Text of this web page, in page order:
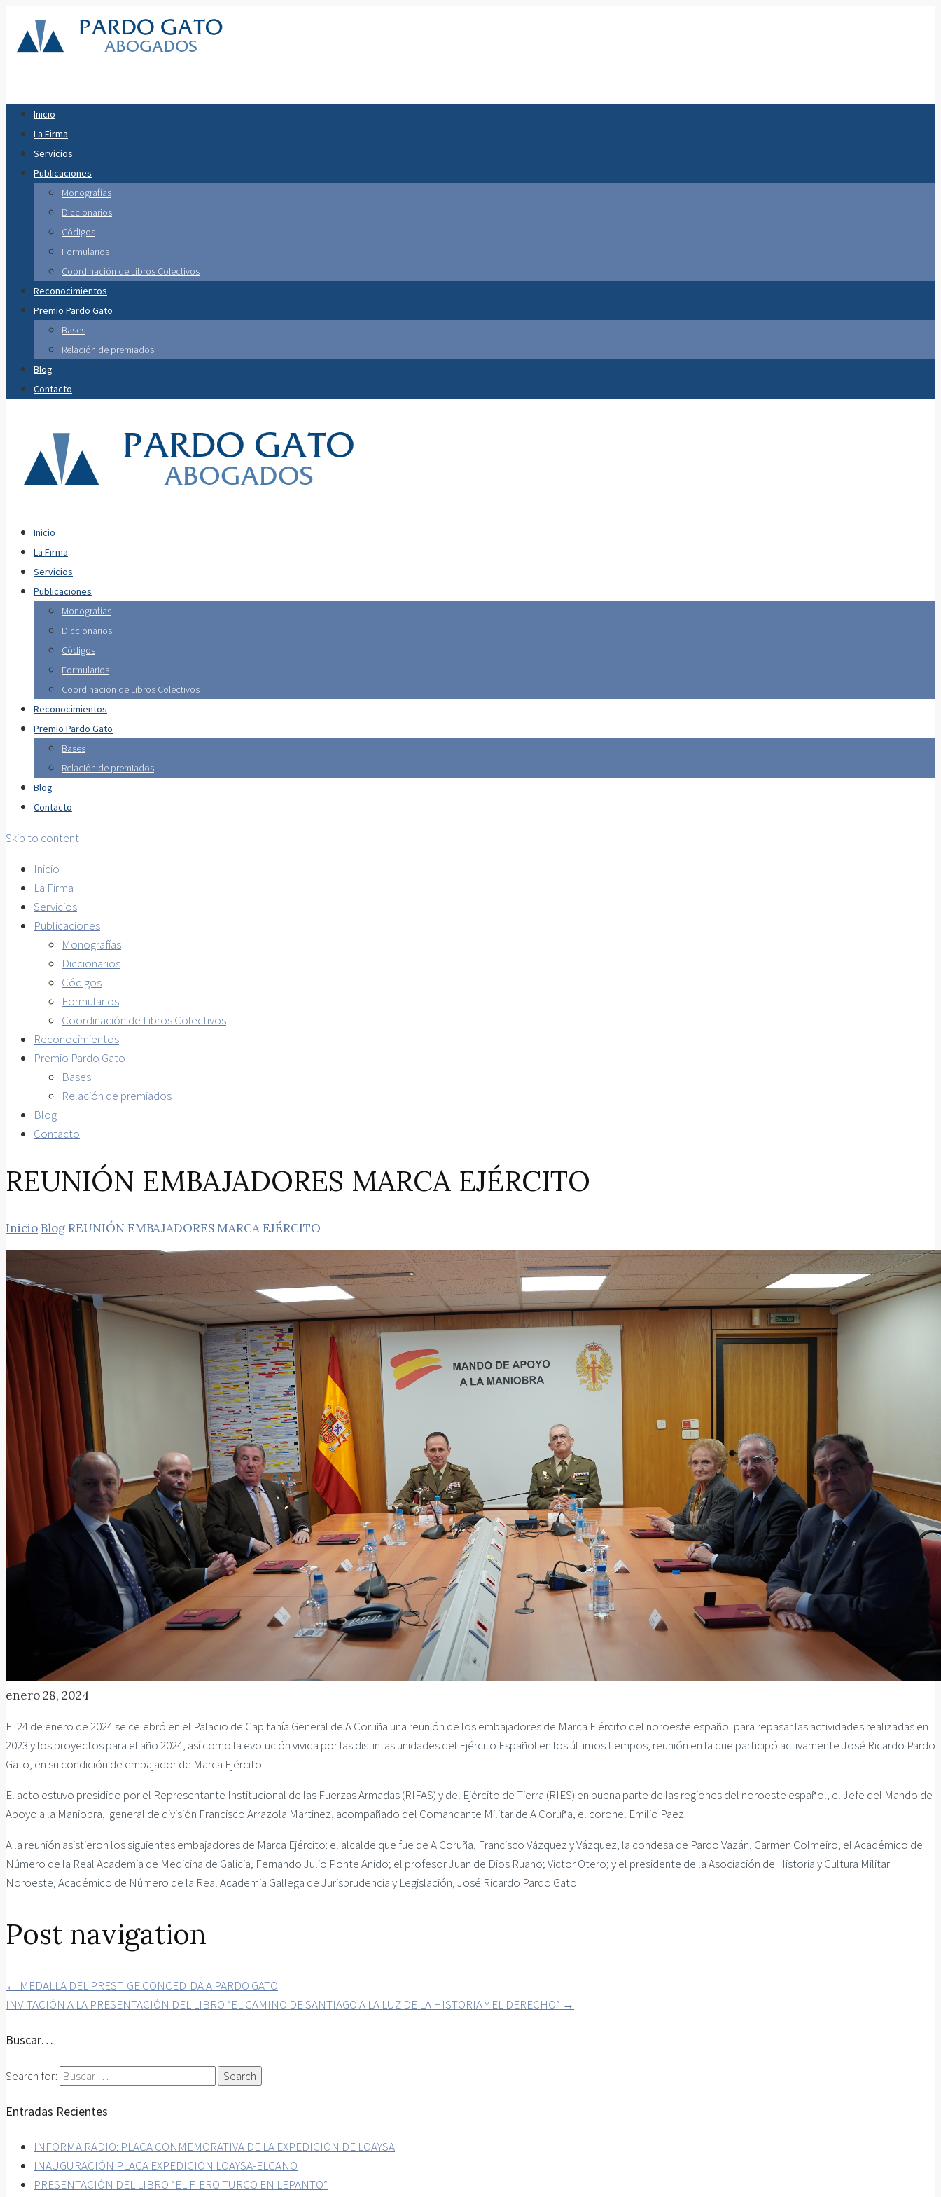
Inicio
La Firma
Servicios
Publicaciones
Monografías
Diccionarios
Códigos
Formularios
Coordinación de Libros Colectivos
Reconocimientos
Premio Pardo Gato
Bases
Relación de premiados
Blog
Contacto
Inicio
La Firma
Servicios
Publicaciones
Monografías
Diccionarios
Códigos
Formularios
Coordinación de Libros Colectivos
Reconocimientos
Premio Pardo Gato
Bases
Relación de premiados
Blog
Contacto
Skip to content
Inicio
La Firma
Servicios
Publicaciones
Monografías
Diccionarios
Códigos
Formularios
Coordinación de Libros Colectivos
Reconocimientos
Premio Pardo Gato
Bases
Relación de premiados
Blog
Contacto
REUNIÓN EMBAJADORES MARCA EJÉRCITO
Inicio Blog REUNIÓN EMBAJADORES MARCA EJÉRCITO
enero 28, 2024
El 24 de enero de 2024 se celebró en el Palacio de Capitanía General de A Coruña una reunión de los embajadores de Marca Ejército del noroeste español para repasar las actividades realizadas en
2023 y los proyectos para el año 2024, así como la evolución vivida por las distintas unidades del Ejército Español en los últimos tiempos; reunión en la que participó activamente José Ricardo Pardo
Gato, en su condición de embajador de Marca Ejército.
El acto estuvo presidido por el Representante Institucional de las Fuerzas Armadas (RIFAS) y del Ejército de Tierra (RIES) en buena parte de las regiones del noroeste español, el Jefe del Mando de
Apoyo a la Maniobra, general de división Francisco Arrazola Martínez, acompañado del Comandante Militar de A Coruña, el coronel Emilio Paez.
A la reunión asistieron los siguientes embajadores de Marca Ejército: el alcalde que fue de A Coruña, Francisco Vázquez y Vázquez; la condesa de Pardo Vazán, Carmen Colmeiro; el Académico de
Número de la Real Academia de Medicina de Galicia, Fernando Julio Ponte Anido; el profesor Juan de Dios Ruano; Victor Otero; y el presidente de la Asociación de Historia y Cultura Militar
Noroeste, Académico de Número de la Real Academia Gallega de Jurisprudencia y Legislación, José Ricardo Pardo Gato.
Post navigation
← MEDALLA DEL PRESTIGE CONCEDIDA A PARDO GATO
INVITACIÓN A LA PRESENTACIÓN DEL LIBRO “EL CAMINO DE SANTIAGO A LA LUZ DE LA HISTORIA Y EL DERECHO” →
Buscar…
Search for:
Entradas Recientes
INFORMA RADIO: PLACA CONMEMORATIVA DE LA EXPEDICIÓN DE LOAYSA
INAUGURACIÓN PLACA EXPEDICIÓN LOAYSA-ELCANO
PRESENTACIÓN DEL LIBRO “EL FIERO TURCO EN LEPANTO”